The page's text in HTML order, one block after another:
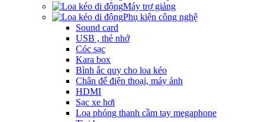
Máy trợ giảng
Phụ kiện công nghệ
Sound card
USB , thẻ nhớ
Cóc sạc
Kara box
Bình ắc quy cho loa kéo
Chân để điện thoại, máy ảnh
HDMI
Sạc xe hơi
Loa phóng thanh cầm tay megaphone